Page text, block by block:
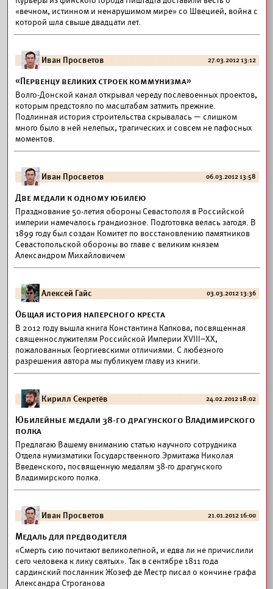
«вечном, истинном и ненарушимом мире» со Швецией, война с
которой шла свыше двадцати лет.
Иван Просветов 27.03.2012 13:12
«Первенцу великих строек коммунизма»
Волго-Донской канал открывал череду послевоенных проектов,
которым предстояло по масштабам затмить прежние.
Подлинная история строительства скрывалась — слишком
много было в ней нелепых, трагических и совсем не пафосных
моментов.
Иван Просветов 06.03.2012 13:58
Две медали к одному юбилею
Празднование 50-летия обороны Севастополя в Российской
империи намечалось грандиозное. Подготовка велась загодя. В
1899 году был создан Комитет по восстановлению памятников
Севастопольской обороны во главе с великим князем
Александром Михайловичем
Алексей Гайс 03.03.2012 13:36
Общая история наперсного креста
В 2012 году вышла книга Константина Капкова, посвященная
священнослужителям Российской Империи XVIII–XX,
пожалованных Георгиевскими отличиями. С любезного
разрешения автора мы публикуем главу из книги.
Кирилл Секретёв 24.02.2012 18:02
Юбилейные медали 38-го драгунского Владимирского
полка
Предлагаю Вашему вниманию статью научного сотрудника
Отдела нумизматики Государственного Эрмитажа Николая
Введенского, посвященную медалям 38-го драгунского
Владимирского полка.
Иван Просветов 21.01.2012 16:00
Медаль для предводителя
«Смерть сию почитают великолепной, и едва ли не причислили
сего человека к лику святых». Так в сентябре 1811 года
сардинский посланник Жозеф де Местр писал о кончине графа
Александра Строганова